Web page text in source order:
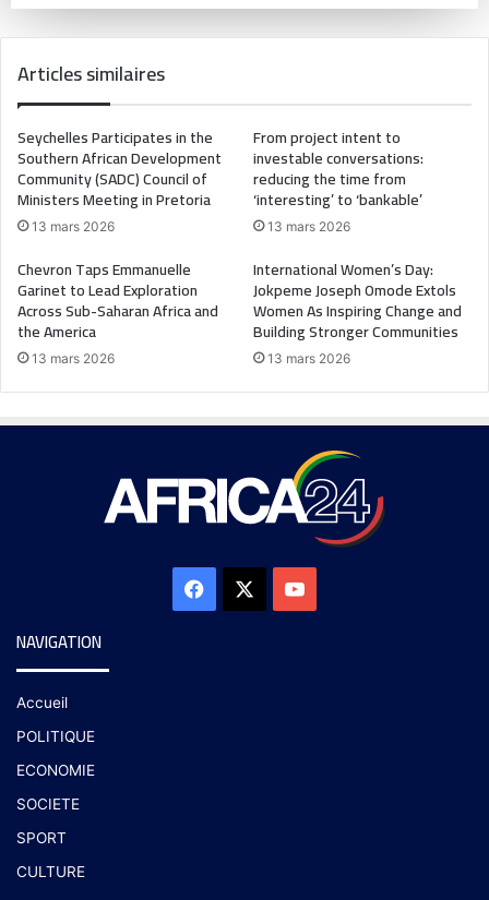
Articles similaires
Seychelles Participates in the
Southern African Development
Community (SADC) Council of
Ministers Meeting in Pretoria
13 mars 2026
From project intent to
investable conversations:
reducing the time from
‘interesting’ to ‘bankable’
13 mars 2026
Chevron Taps Emmanuelle
Garinet to Lead Exploration
Across Sub-Saharan Africa and
the America
13 mars 2026
International Women’s Day:
Jokpeme Joseph Omode Extols
Women As Inspiring Change and
Building Stronger Communities
13 mars 2026
NAVIGATION
Accueil
POLITIQUE
ECONOMIE
SOCIETE
SPORT
CULTURE